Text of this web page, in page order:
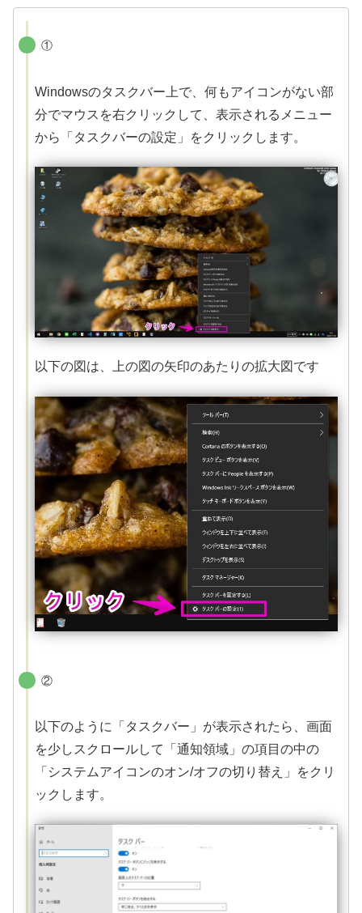
①
Windowsのタスクバー上で、何もアイコンがない部
分でマウスを右クリックして、表示されるメニュー
から「タスクバーの設定」をクリックします。
以下の図は、上の図の矢印のあたりの拡大図です
②
以下のように「タスクバー」が表示されたら、画面
を少しスクロールして「通知領域」の項目の中の
「システムアイコンのオン/オフの切り替え」をクリ
ックします。